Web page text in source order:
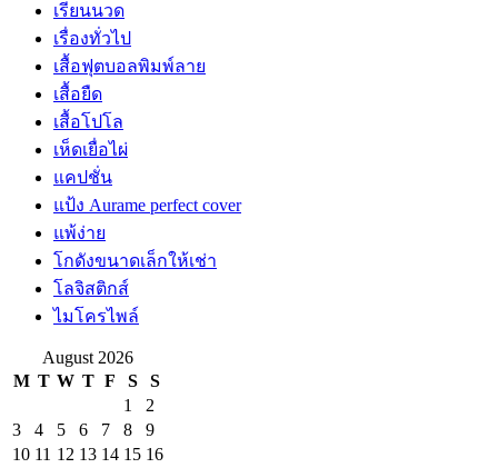
เรียนนวด
เรื่องทั่วไป
เสื้อฟุตบอลพิมพ์ลาย
เสื้อยืด
เสื้อโปโล
เห็ดเยื่อไผ่
แคปชั่น
แป้ง Aurame perfect cover
แพ้ง่าย
โกดังขนาดเล็กให้เช่า
โลจิสติกส์
ไมโครไพล์
August 2026
M T W T F S
S
1
2
3
4 5 6 7 8
9
10 11 12 13 14 15 16